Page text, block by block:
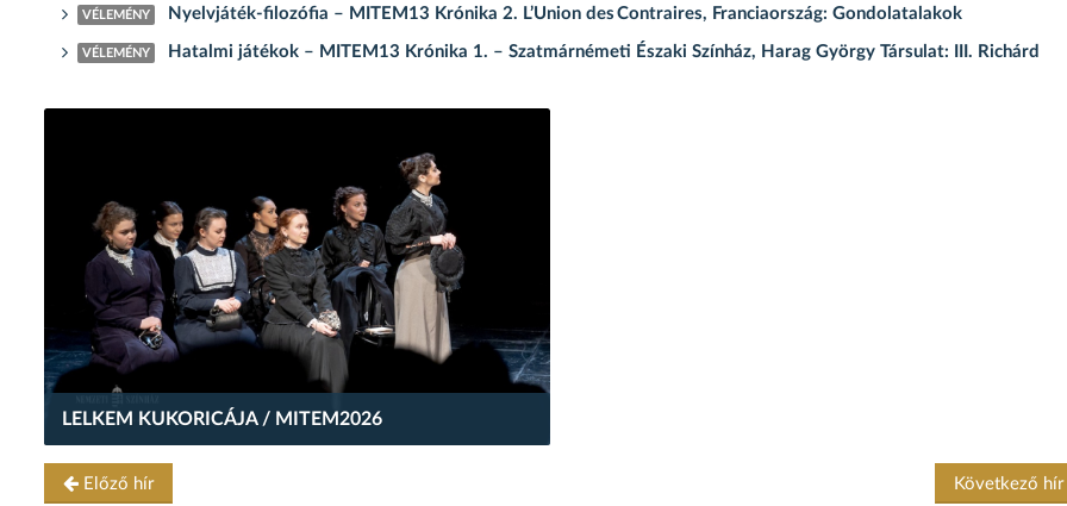
VÉLEMÉNY Nyelvjáték-filozófia – MITEM13 Krónika 2. L’Union des Contraires, Franciaország: Gondolatalakok
VÉLEMÉNY Hatalmi játékok – MITEM13 Krónika 1. – Szatmárnémeti Északi Színház, Harag György Társulat: III. Richárd
LELKEM KUKORICÁJA / MITEM2026
Előző hír Következő hír